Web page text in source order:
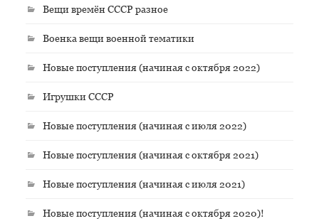
Вещи времён СССР разное
Военка вещи военной тематики
Новые поступления (начиная с октября 2022)
Игрушки СССР
Новые поступления (начиная с июля 2022)
Новые поступления (начиная с октября 2021)
Новые поступления (начиная с июля 2021)
Новые поступления (начиная с октября 2020)!